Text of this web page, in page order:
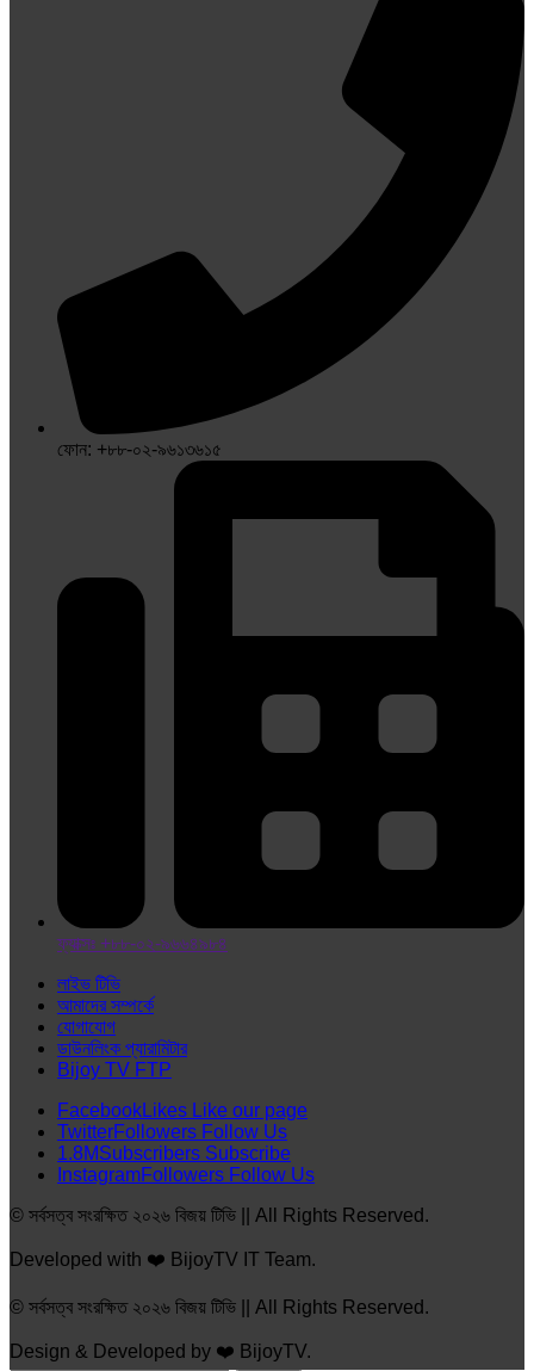
ফোন: +৮৮-০২-৯৬১৩৬১৫
ফ্যাক্সঃ +৮৮-০২-৯৬৬৪৯৮৪
লাইভ টিভি
আমাদের সম্পর্কে
যোগাযোগ
ডাউনলিংক প্যারামিটার
Bijoy TV FTP
FacebookLikes Like our page
TwitterFollowers Follow Us
1.8MSubscribers Subscribe
InstagramFollowers Follow Us
© সর্বসত্ব সংরক্ষিত ২০২৬ বিজয় টিভি || All Rights Reserved.
Developed with ❤️ BijoyTV IT Team.
© সর্বসত্ব সংরক্ষিত ২০২৬ বিজয় টিভি || All Rights Reserved.
Design & Developed by ❤️ BijoyTV.